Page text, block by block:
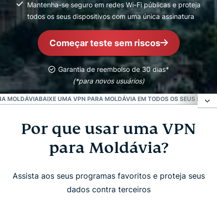
Mantenha-se seguro em redes Wi-Fi públicas e proteja
todos os seus dispositivos com uma única assinatura
Começar teste sem riscos
Garantia de reembolso de 30 dias*
(*para novos usuários)
MOLDÁVIABAIXE UMA VPN PARA MOLDÁVIA EM TODOS OS SEUS
Por que usar uma VPN para Moldávia?
Como obter um endereço IP VPN Moldávia em
Por que usar uma VPN
para Moldávia?
Assista aos seus programas favoritos e proteja seus
dados contra terceiros